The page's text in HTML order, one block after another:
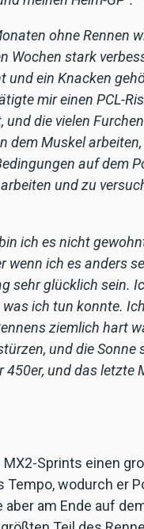
ohne Rennen
Wochen stark
und ein Knacken
mir einen PCL-
die vielen
dem Muskel
auf dem
und zu
ich es nicht
ich es anders
sehr glücklich sein.
ich tun konnte.
ziemlich hart
und die Sonne
450er, und das letzte
Sprints einen
wodurch er
am Ende auf